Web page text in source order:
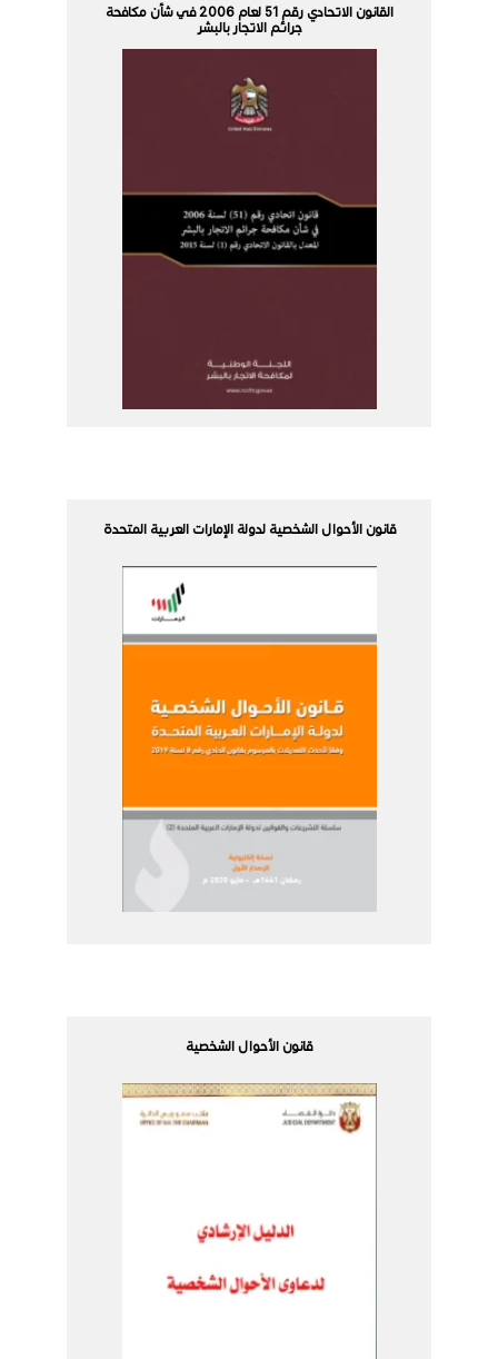
القانون الاتحادي رقم 51 لعام 2006 في شأن مكافحة
جرائم الاتجار بالبشر
قانون الأحوال الشخصية لدولة الإمارات العربية المتحدة
قانون الأحوال الشخصية